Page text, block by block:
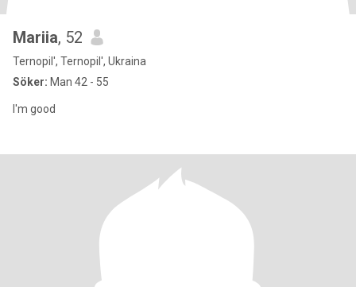
Mariia, 52
Ternopil', Ternopil', Ukraina
Söker: Man 42 - 55
I'm good